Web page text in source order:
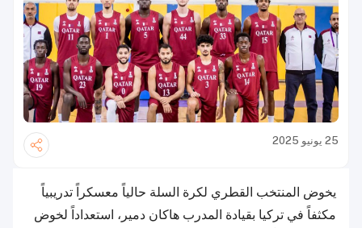
25 يونيو 2025
يخوض المنتخب القطري لكرة السلة حالياً معسكراً تدريبياً
مكثفاً في تركيا بقيادة المدرب هاكان دمير، استعداداً لخوض